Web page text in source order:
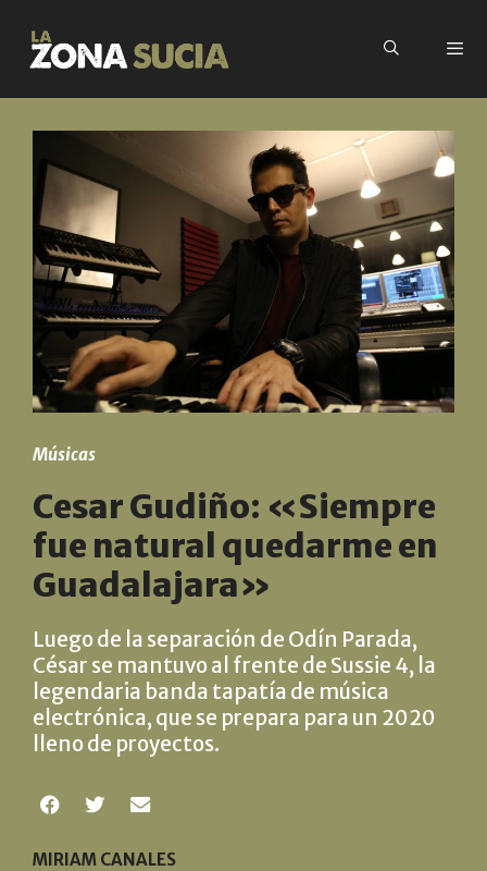
Músicas
Cesar Gudiño: «Siempre
fue natural quedarme en
Guadalajara»
Luego de la separación de Odín Parada,
César se mantuvo al frente de Sussie 4, la
legendaria banda tapatía de música
electrónica, que se prepara para un 2020
lleno de proyectos.
MIRIAM CANALES